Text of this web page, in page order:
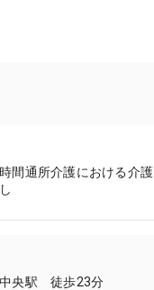
間通所介護における介護
央駅 徒歩23分